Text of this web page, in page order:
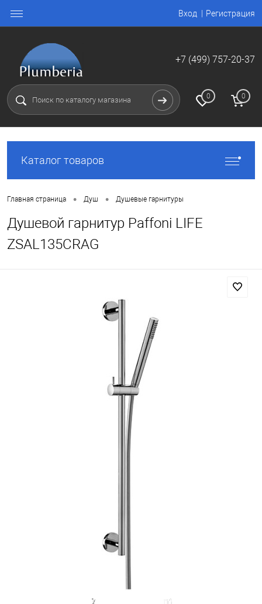
Вход Регистрация
+7 (499) 757-20-37
0 0
Каталог товаров
Главная страница • Душ • Душевые гарнитуры
Душевой гарнитур Paffoni LIFE
ZSAL135CRAG